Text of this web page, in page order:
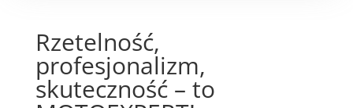
Rzetelność,
profesjonalizm,
skuteczność – to